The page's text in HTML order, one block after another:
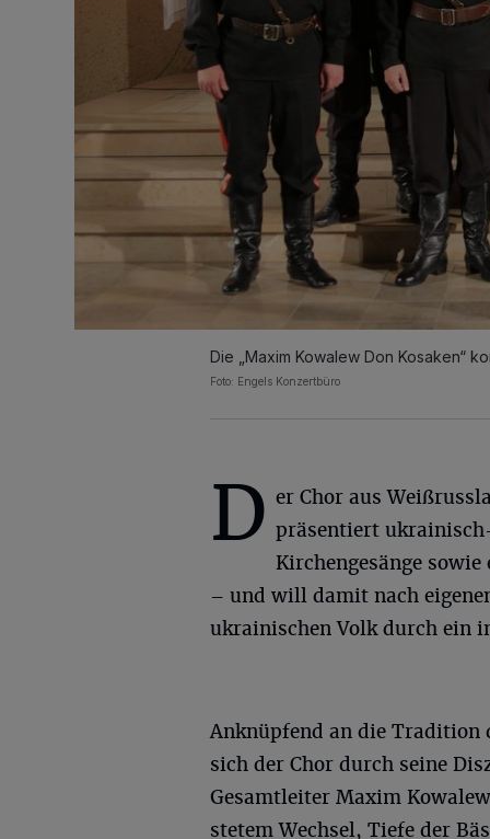
Die „Maxim Kowalew Don Kosaken“
Foto: Engels Konzertbüro
D er Chor aus
präsentiert
Kirchengesänge
– und will damit nach
ukrainischen Volk durch ein
Anknüpfend an die Tradition
sich der Chor durch seine
Gesamtleiter Maxim
stetem Wechsel, Tiefe der